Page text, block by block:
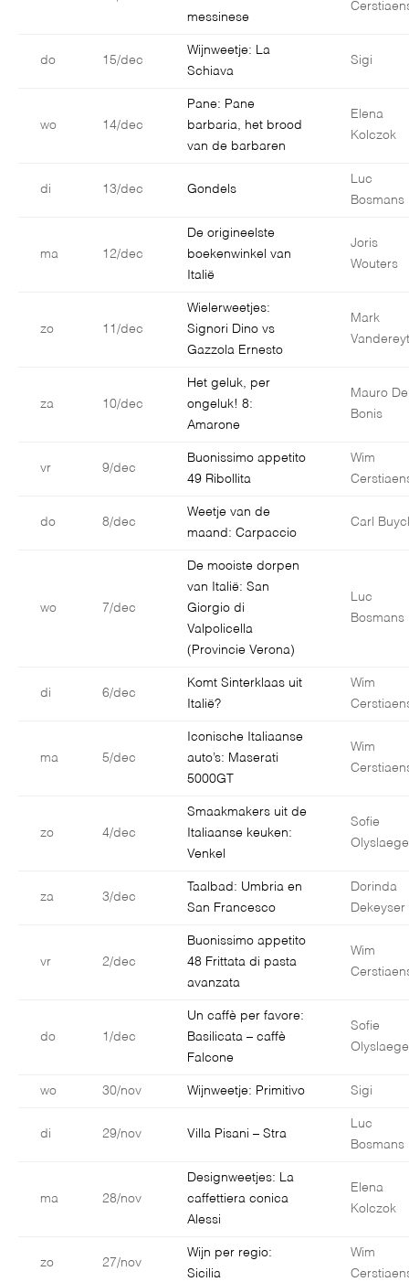
messinese
do 15/dec
Wijnweetje: La
Schiava
Sigi
wo 14/dec
Pane: Pane
barbaria, het brood
van de barbaren
Elena
Kolczok
di 13/dec Gondels
Luc
Bosmans
ma 12/dec
De origineelste
boekenwinkel van
Italië
Joris
Wouters
zo 11/dec
Wielerweetjes:
Signori Dino vs
Gazzola Ernesto
Mark
Vandereyt
za 10/dec
Het geluk, per
ongeluk! 8:
Amarone
Mauro De
Bonis
vr 9/dec
Buonissimo appetito
49 Ribollita
Wim
do 8/dec
Weetje van de
maand: Carpaccio
Carl
wo 7/dec
De mooiste dorpen
van Italië: San
Giorgio di
Valpolicella
(Provincie Verona)
Luc
Bosmans
di 6/dec
Komt Sinterklaas uit
Italië?
Wim
ma 5/dec
Iconische Italiaanse
auto’s: Maserati
5000GT
Wim
zo 4/dec
Smaakmakers uit de
Italiaanse keuken:
Venkel
Sofie
za 3/dec
Taalbad: Umbria en
San Francesco
Dorinda
Dekeyser
vr 2/dec
Buonissimo appetito
48 Frittata di pasta
avanzata
Wim
do 1/dec
Un caffè per favore:
Basilicata – caffè
Falcone
Sofie
wo 30/nov Wijnweetje: Primitivo Sigi
di 29/nov Villa Pisani – Stra
Luc
Bosmans
ma 28/nov
Designweetjes: La
caffettiera conica
Alessi
Elena
Kolczok
zo 27/nov
Wijn per regio:
Sicilia
Wim